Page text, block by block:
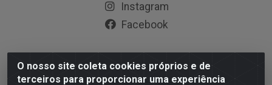
O nosso site coleta cookies próprios e de
terceiros para proporcionar uma experiência
Instagram
Facebook
Playvender Distribuidora - Avenida Ana Dantas, 183-